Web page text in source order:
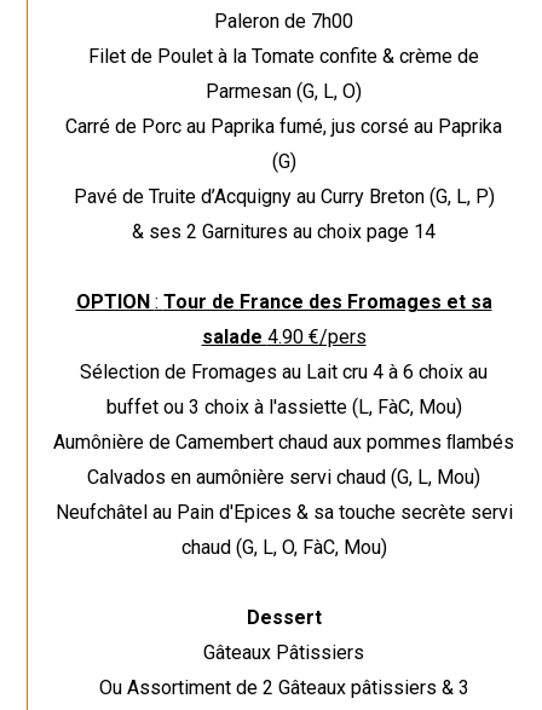
Paleron de 7h00
Filet de Poulet à la Tomate confite & crème de
Parmesan (G, L, O)
Carré de Porc au Paprika fumé, jus corsé au Paprika
(G)
Pavé de Truite d’Acquigny au Curry Breton (G, L, P)
& ses 2 Garnitures au choix page 14
OPTION : Tour de France des Fromages et sa
salade 4.90 €/pers
Sélection de Fromages au Lait cru 4 à 6 choix au
buffet ou 3 choix à l'assiette (L, FàC, Mou)
Aumônière de Camembert chaud aux pommes ﬂambés
Calvados en aumônière servi chaud (G, L, Mou)
Neufchâtel au Pain d'Epices & sa touche secrète servi
chaud (G, L, O, FàC, Mou)
Dessert
Gâteaux Pâtissiers
Ou Assortiment de 2 Gâteaux pâtissiers & 3